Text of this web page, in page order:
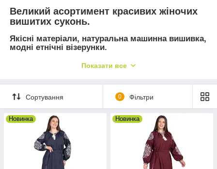
Великий асортимент красивих жіночих
вишитих суконь.
Якісні матеріали, натуральна машинна вишивка,
модні етнічні візерунки.
Сукня вишиванка - великий вибір, доступні ціни
У нас ви можете придбати вишиті сукні на будь-
який випадок - ошатні, повсякденні, святкові.
Відправляємо по всій Україні і не тільки.... Нова
Пошта, Укрпошта
Показати все
Сортування 0 Фільтри
Новинка Новинка